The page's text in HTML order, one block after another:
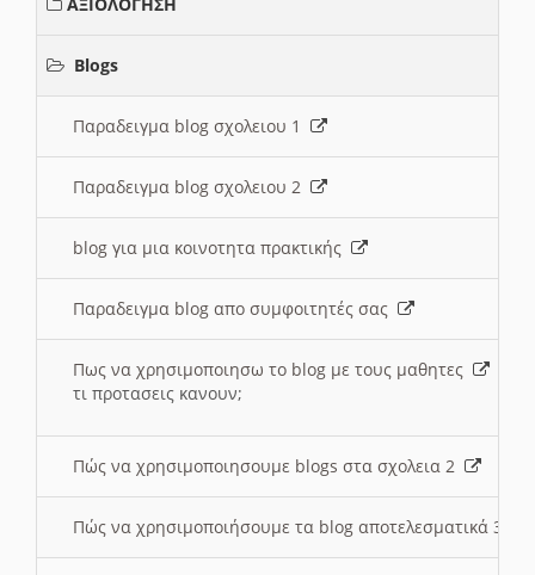
Blogs
Παραδειγμα blog σχολειου 1
Παραδειγμα blog σχολειου 2
blog για μια κοινοτητα πρακτικής
Παραδειγμα blog απο συμφοιτητές σας
Πως να χρησιμοποιησω το blog με τους μαθητες
τι προτασεις κανουν;
Πώς να χρησιμοποιησουμε blogs στα σχολεια 2
Πώς να χρησιμοποιήσουμε τα blog αποτελεσματικά 3